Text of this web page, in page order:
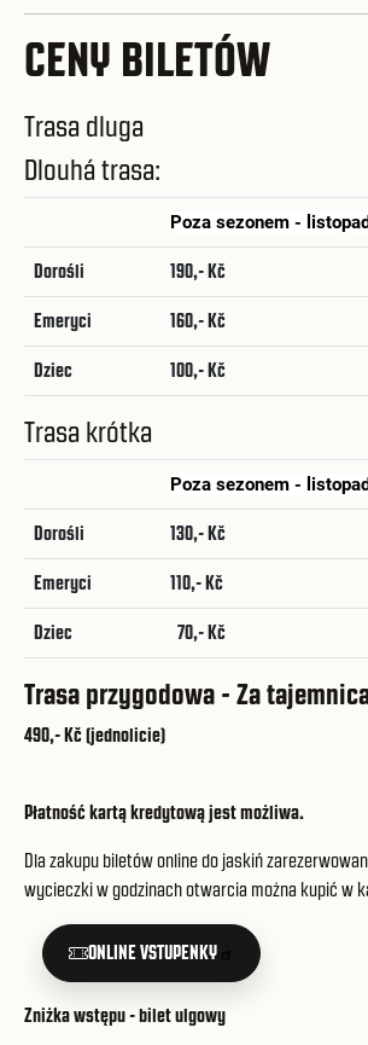
CENY BILETÓW
Trasa dluga
Dlouhá trasa:
Poza sezonem -
Dorośli 190,- Kč
Emeryci 160,- Kč
Dziec 100,- Kč
Trasa krótka
Poza sezonem -
Dorośli 130,- Kč
Emeryci 110,- Kč
Dziec 70,- Kč
Trasa przygodowa - Za
490,- Kč (jednolicie)
Płatność kartą kredytową jest możliwa.
Dla zakupu biletów online do jaskiń
wycieczki w godzinach otwarcia można kupić w
ONLINE VSTUPENKY
Zniżka wstępu - bilet ulgowy